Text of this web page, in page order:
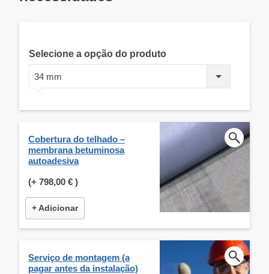
Selecione a opção do produto
34 mm
Cobertura do telhado –
membrana betuminosa
autoadesiva
(+ 798,00 € )
+ Adicionar
Serviço de montagem (a
pagar antes da instalação)